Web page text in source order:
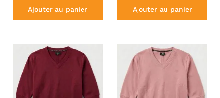
Ajouter au panier Ajouter au panier